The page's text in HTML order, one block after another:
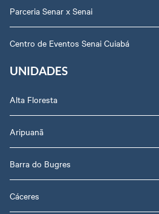
Parceria Senar x Senai
Centro de Eventos Senai Cuiabá
UNIDADES
Alta Floresta
Aripuanã
Barra do Bugres
Cáceres